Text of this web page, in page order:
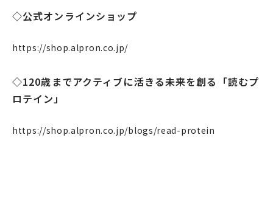
◇公式オンラインショップ
https://shop.alpron.co.jp/
◇120歳までアクティブに活きる未来を創る「読むプ
ロテイン」
https://shop.alpron.co.jp/blogs/read-protein